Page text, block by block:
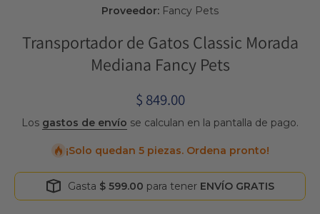
Proveedor: Fancy Pets
Transportador de Gatos Classic Morada
Mediana Fancy Pets
$ 849.00
Los gastos de envío se calculan en la pantalla de pago.
¡Solo quedan 5 piezas. Ordena pronto!
Gasta $ 599.00 para tener ENVÍO GRATIS